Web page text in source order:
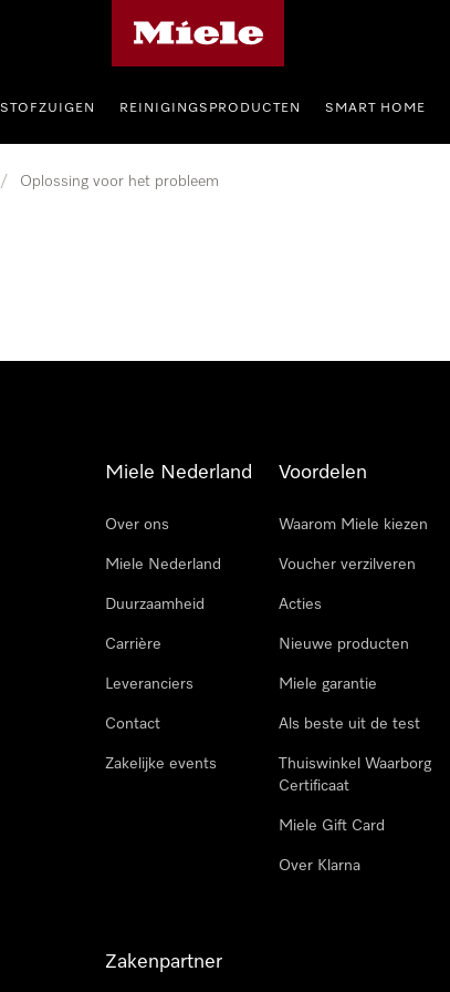
STOFZUIGEN REINIGINGSPRODUCTEN SMART HOME
/ Oplossing voor het probleem
Miele Nederland
Over ons
Miele Nederland
Duurzaamheid
Carrière
Leveranciers
Contact
Zakelijke events
Voordelen
Waarom Miele kiezen
Voucher verzilveren
Acties
Nieuwe producten
Miele garantie
Als beste uit de test
Thuiswinkel Waarborg
Certificaat
Miele Gift Card
Over Klarna
Zakenpartner